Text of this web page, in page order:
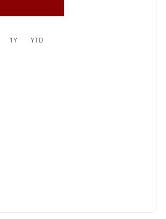
1Y YTD